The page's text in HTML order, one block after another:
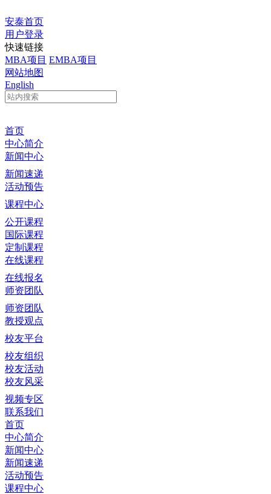
安泰首页
用户登录
快速链接
MBA项目 EMBA项目
网站地图
English
首页
中心简介
新闻中心
新闻速递
活动预告
课程中心
公开课程
国际课程
定制课程
在线课程
在线报名
师资团队
师资团队
教授观点
校友平台
校友组织
校友活动
校友风采
视频专区
联系我们
首页
中心简介
新闻中心
新闻速递
活动预告
课程中心